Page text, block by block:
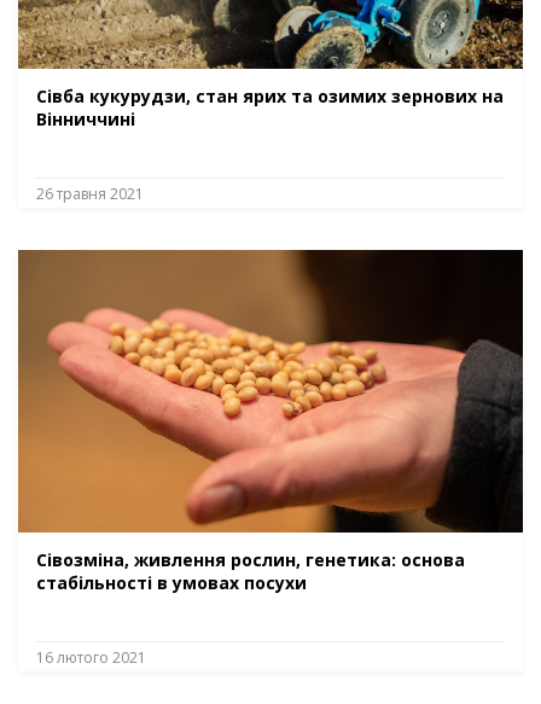
Сівба кукурудзи, стан ярих та озимих зернових на
Вінниччині
26 травня 2021
Сівозміна, живлення рослин, генетика: основа
стабільності в умовах посухи
16 лютого 2021